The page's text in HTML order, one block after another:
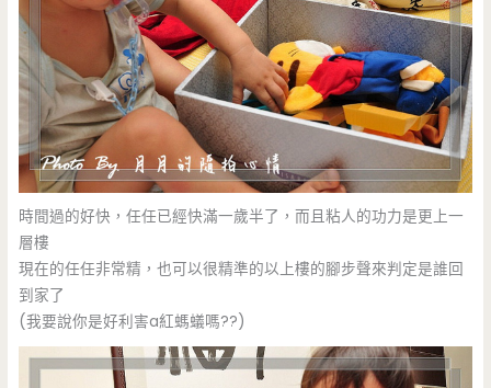
時間過的好快，任任已經快滿一歲半了，而且粘人的功力是更上一
層樓
現在的任任非常精，也可以很精準的以上樓的腳步聲來判定是誰回
到家了
(我要說你是好利害a紅螞蟻嗎??)